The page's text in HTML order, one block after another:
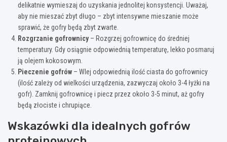
delikatnie wymieszaj do uzyskania jednolitej konsystencji. Uważaj,
aby nie mieszać zbyt długo – zbyt intensywne mieszanie może
sprawić, że gofry będą zbyt zwarte.
Rozgrzanie gofrownicy– Rozgrzej gofrownicę do średniej
temperatury. Gdy osiągnie odpowiednią temperaturę, lekko posmaruj
ją olejem kokosowym.
Pieczenie gofrów – Wlej odpowiednią ilość ciasta do gofrownicy
(ilość zależy od wielkości urządzenia, zazwyczaj około 3-4 łyżki na
gofr). Zamknij gofrownicę i piecz przez około 3-5 minut, aż gofry
będą złociste i chrupiące.
Wskazówki dla idealnych gofrów